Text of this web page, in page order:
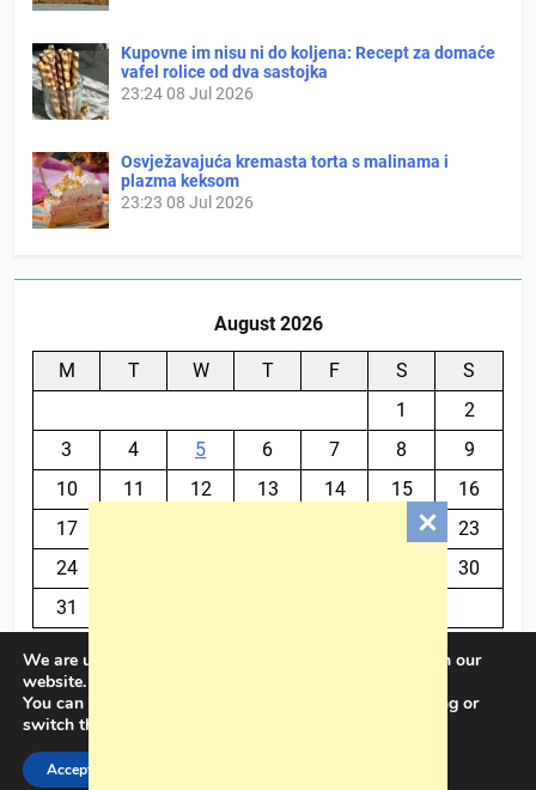
Kupovne im nisu ni do koljena: Recept za domaće
vafel rolice od dva sastojka
23:2408 Jul 2026
Osvježavajuća kremasta torta s malinama i
plazma keksom
23:23 08 Jul 2026
August 2026
M T W T F S
S
1
2
3
4 5 6 7 8
9
10
11 12 13 14 15
16
17
23
24
30
31
BalkanPlus 2024© Powered By
We are using cookies to give you the best experience on our
website.
You can find out more about which cookies we are using or
switch them off in
Accept